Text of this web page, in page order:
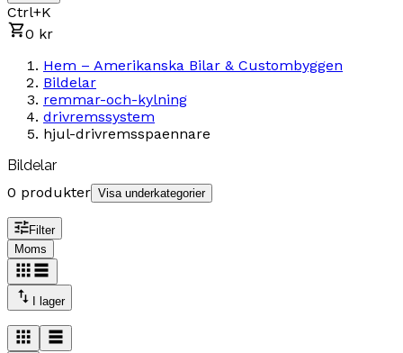
Ctrl+K
0 kr
Hem – Amerikanska Bilar & Custombyggen
Bildelar
remmar-och-kylning
drivremssystem
hjul-drivremsspaennare
Bildelar
0 produkter Visa underkategorier
Filter
Moms
I lager